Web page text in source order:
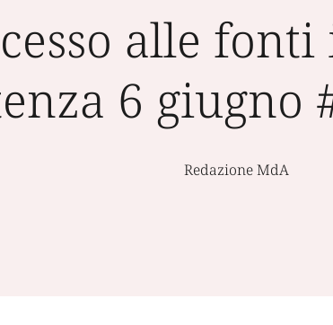
alle
6 giugno
Redazione MdA